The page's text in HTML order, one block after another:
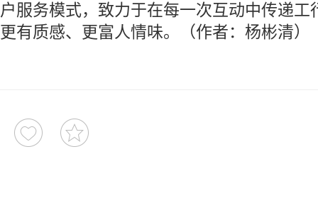
户服务模式，致力于在每一次互动中传递工
更有质感、更富人情味。（作者：杨彬清）